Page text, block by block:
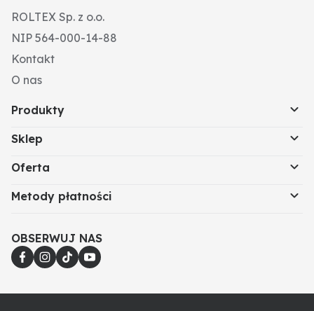
ROLTEX Sp. z o.o.
NIP 564-000-14-88
Kontakt
O nas
Produkty
Sklep
Oferta
Metody płatności
OBSERWUJ NAS